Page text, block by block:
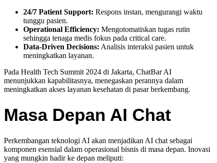
24/7 Patient Support: Respons instan, mengurangi waktu
tunggu pasien.
Operational Efficiency: Mengotomatiskan tugas rutin
sehingga tenaga medis fokus pada critical care.
Data-Driven Decisions: Analisis interaksi pasien untuk
meningkatkan layanan.
Pada Health Tech Summit 2024 di Jakarta, ChatBar AI
menunjukkan kapabilitasnya, menegaskan perannya dalam
meningkatkan akses layanan kesehatan di pasar berkembang.
Masa Depan AI Chat
Perkembangan teknologi AI akan menjadikan AI chat sebagai
komponen esensial dalam operasional bisnis di masa depan. Inovasi
yang mungkin hadir ke depan meliputi: